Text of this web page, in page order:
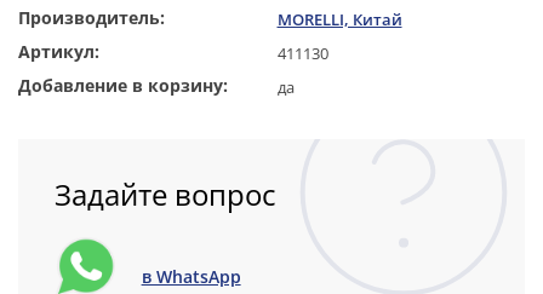
Производитель: MORELLI, Китай
Артикул: 411130
Добавление в корзину: да
Задайте вопрос
в WhatsApp